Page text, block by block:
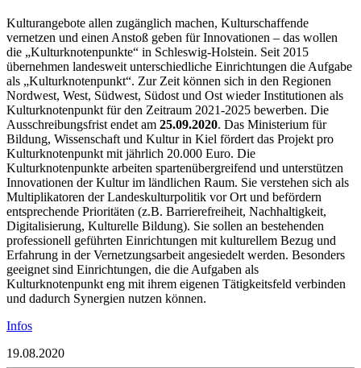
Kulturangebote allen zugänglich machen, Kulturschaffende
vernetzen und einen Anstoß geben für Innovationen – das wollen
die „Kulturknotenpunkte“ in Schleswig-Holstein. Seit 2015
übernehmen landesweit unterschiedliche Einrichtungen die Aufgabe
als „Kulturknotenpunkt“. Zur Zeit können sich in den Regionen
Nordwest, West, Südwest, Südost und Ost wieder Institutionen als
Kulturknotenpunkt für den Zeitraum 2021-2025 bewerben. Die
Ausschreibungsfrist endet am 25.09.2020. Das Ministerium für
Bildung, Wissenschaft und Kultur in Kiel fördert das Projekt pro
Kulturknotenpunkt mit jährlich 20.000 Euro. Die
Kulturknotenpunkte arbeiten spartenübergreifend und unterstützen
Innovationen der Kultur im ländlichen Raum. Sie verstehen sich als
Multiplikatoren der Landeskulturpolitik vor Ort und befördern
entsprechende Prioritäten (z.B. Barrierefreiheit, Nachhaltigkeit,
Digitalisierung, Kulturelle Bildung). Sie sollen an bestehenden
professionell geführten Einrichtungen mit kulturellem Bezug und
Erfahrung in der Vernetzungsarbeit angesiedelt werden. Besonders
geeignet sind Einrichtungen, die die Aufgaben als
Kulturknotenpunkt eng mit ihrem eigenen Tätigkeitsfeld verbinden
und dadurch Synergien nutzen können.
Infos
19.08.2020